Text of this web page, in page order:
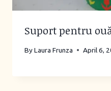
Suport pentru
ByLaura Frunza April 6,